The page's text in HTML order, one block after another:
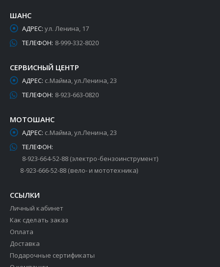
ШАНС
АДРЕС: ул. Ленина, 17
ТЕЛЕФОН: 8-999-332-8020
СЕРВИСНЫЙ ЦЕНТР
АДРЕС: с.Майма, ул.Ленина, 23
ТЕЛЕФОН: 8-923-663-0820
МОТОШАНС
АДРЕС: с.Майма, ул.Ленина, 23
ТЕЛЕФОН:
8-923-664-52-88 (электро-бензоинструмент)
8-923-666-52-88 (вело- и мототехника)
ССЫЛКИ
Личный кабинет
Как сделать заказ
Оплата
Доставка
Подарочные сертификаты